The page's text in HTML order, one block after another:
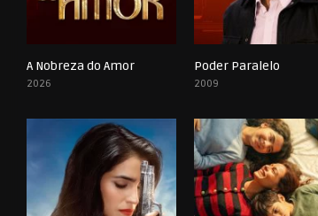
A Nobreza do Amor
2026
Poder Paralelo
2009